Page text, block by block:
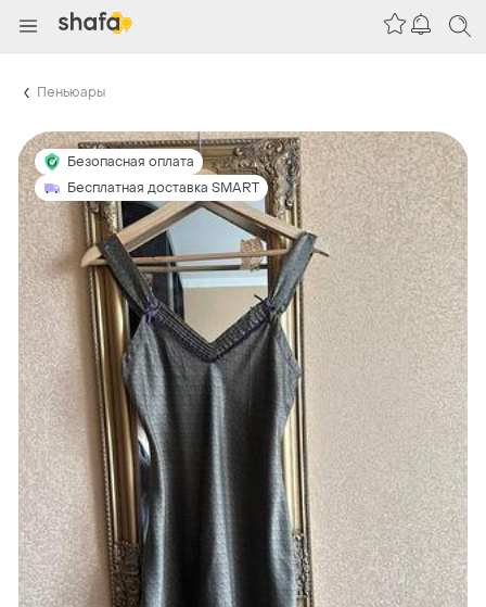
Пеньюары
Безопасная оплата
Бесплатная доставка SMART